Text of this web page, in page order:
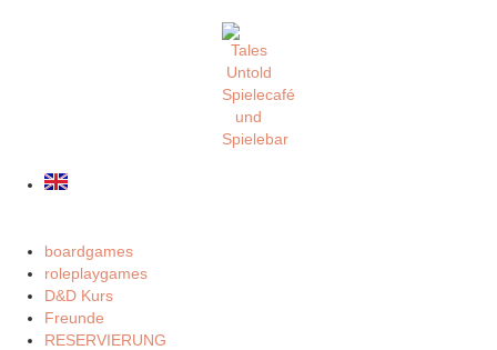
boardgames
roleplaygames
D&D Kurs
Freunde
RESERVIERUNG